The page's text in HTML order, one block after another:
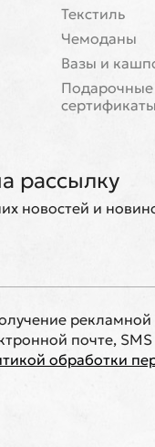
Текстиль
Чемоданы
Вазы и
Подарочные
сертификаты
рассылку
новостей и
почте,
обработки